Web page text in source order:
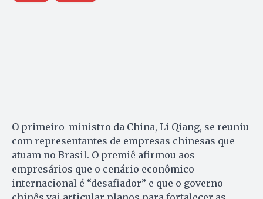
O primeiro-ministro da China, Li Qiang, se reuniu
com representantes de empresas chinesas que
atuam no Brasil. O premiê afirmou aos
empresários que o cenário econômico
internacional é “desafiador” e que o governo